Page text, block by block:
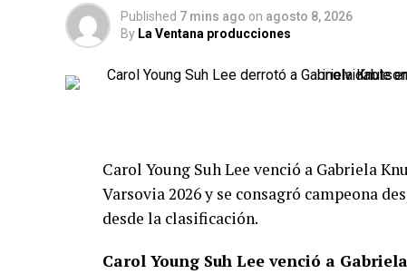
Published 7 mins ago on agosto 8, 2026
By La Ventana producciones
Carol Young Suh Lee venció a Gabriela
Varsovia 2026 y se consagró campeona
desde la clasificación.
Carol Young Suh Lee venció a